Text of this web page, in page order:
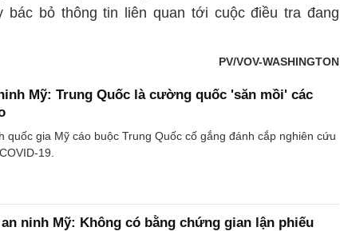
bác bỏ thông tin liên quan tới cuộc điều tra đang
PV/VOV-WASHINGTON
Mỹ: Trung Quốc là cường quốc 'săn mồi' các
quốc gia Mỹ cáo buộc Trung Quốc cố gắng đánh cắp nghiên cứu
19.
ninh Mỹ: Không có bằng chứng gian lận phiếu